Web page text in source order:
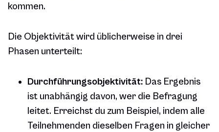
kommen.
Die Objektivität wird üblicherweise in drei
Phasen unterteilt:
Durchführungsobjektivität: Das Ergebnis
ist unabhängig davon, wer die Befragung
leitet. Erreichst du zum Beispiel, indem alle
Teilnehmenden dieselben Fragen in gleicher